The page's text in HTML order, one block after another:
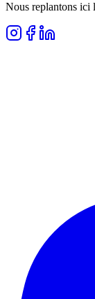
Nous replantons ici